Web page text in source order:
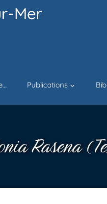
Mer
Publications
Rasena